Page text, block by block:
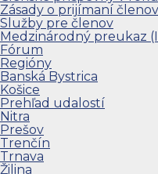
Zásady o prijímaní členov
Služby pre členov
Medzinárodný preukaz
Fórum
Regióny
Banská Bystrica
Košice
Prehľad udalostí
Nitra
Prešov
Trenčín
Trnava
Žilina